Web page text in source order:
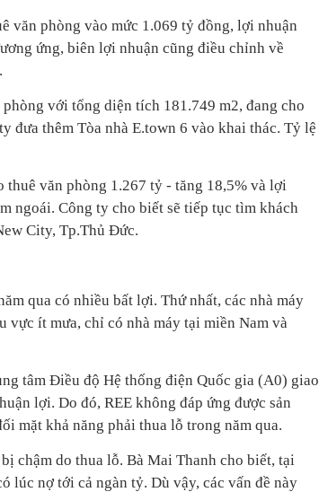
văn phòng vào mức 1.069 tỷ đồng, lợi nhuận
ứng, biên lợi nhuận cũng điều chỉnh về
với tổng diện tích 181.749 m2, đang cho
đưa thêm Tòa nhà E.town 6 vào khai thác. Tỷ lệ
thuê văn phòng 1.267 tỷ - tăng 18,5% và lợi
ngoái. Công ty cho biết sẽ tiếp tục tìm khách
City, Tp.Thủ Đức.
qua có nhiều bất lợi. Thứ nhất, các nhà máy
vực ít mưa, chỉ có nhà máy tại miền Nam và
tâm Điều độ Hệ thống điện Quốc gia (A0) giao
lợi. Do đó, REE không đáp ứng được sản
mặt khả năng phải thua lỗ trong năm qua.
chậm do thua lỗ. Bà Mai Thanh cho biết, tại
lúc nợ tới cả ngàn tỷ. Dù vậy, các vấn đề này